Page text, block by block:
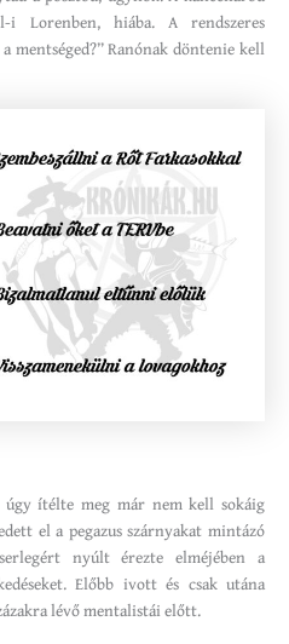
i Lorenben, hiába. A rendszeres
mentséged?” Ranónak döntenie kell
ítélte meg már nem kell sokáig
el a pegazus szárnyakat mintázó
nyúlt érezte elméjében a
Előbb ivott és csak utána
lévő mentalistái előtt.